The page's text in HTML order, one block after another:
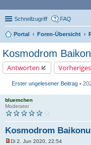
Schnellzugriff FAQ
Portal Foren-Übersicht
Kosmodrom
Antworten
Erster ungelesener Beitrag•
bluemchen
Moderator
Kosmodrom
Di 2. Jun 2020, 22:54